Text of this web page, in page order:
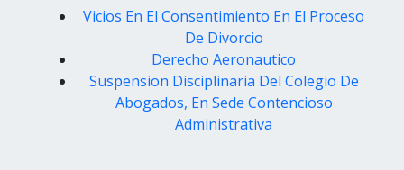
Vicios En El Consentimiento En El Proceso
De Divorcio
Derecho Aeronautico
Suspension Disciplinaria Del Colegio De
Abogados, En Sede Contencioso
Administrativa